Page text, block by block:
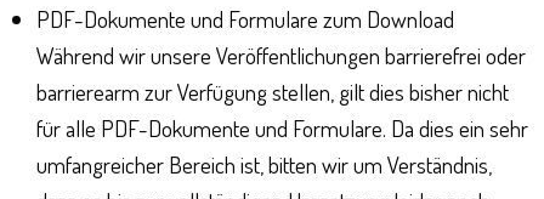
PDF-Dokumente und Formulare zum Download
Während wir unsere Veröffentlichungen barrierefrei oder
barrierearm zur Verfügung stellen, gilt dies bisher nicht
für alle PDF-Dokumente und Formulare. Da dies ein sehr
umfangreicher Bereich ist, bitten wir um Verständnis,